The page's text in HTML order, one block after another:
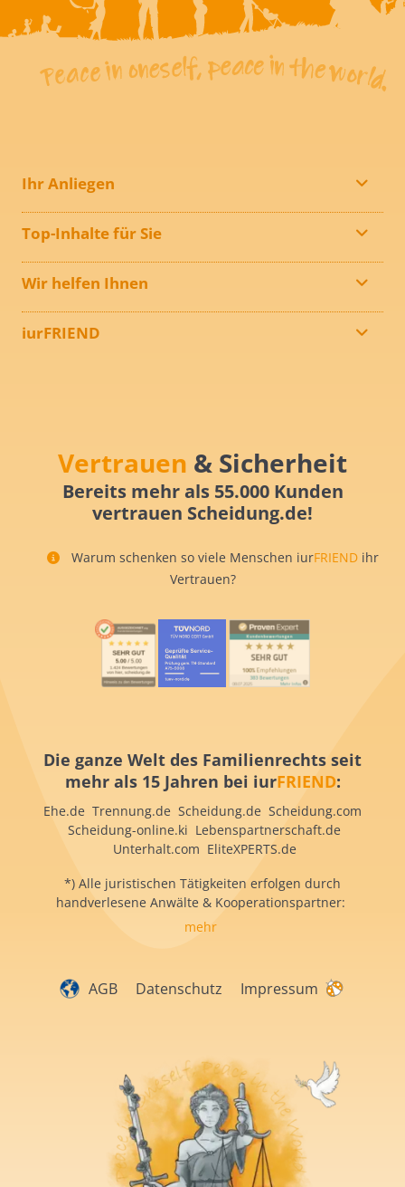
Ihr Anliegen
Top-Inhalte für Sie
Wir helfen Ihnen
iurFRIEND
Vertrauen & Sicherheit
Bereits mehr als 55.000 Kunden
vertrauen Scheidung.de!
Warum schenken so viele Menschen iurFRIEND ihr
Vertrauen?
Die ganze Welt des Familienrechts seit
mehr als 15 Jahren bei iurFRIEND:
Ehe.de Trennung.de Scheidung.de Scheidung.com
Scheidung-online.ki Lebenspartnerschaft.de
Unterhalt.com EliteXPERTS.de
*) Alle juristischen Tätigkeiten erfolgen durch
handverlesene Anwälte & Kooperationspartner:
mehr
AGB Datenschutz Impressum